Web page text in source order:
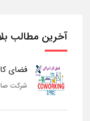
آخرین مطالب
فضای
شرکت